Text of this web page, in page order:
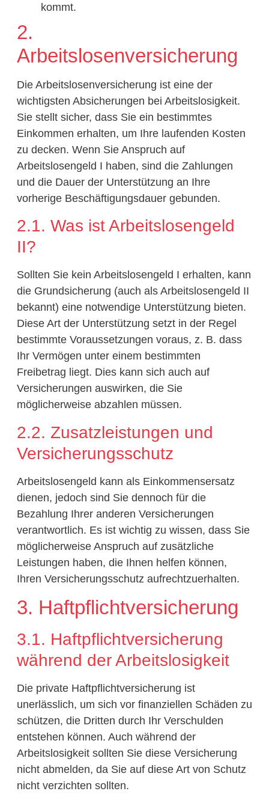
kommt.
2.
Arbeitslosenversicherung
Die Arbeitslosenversicherung ist eine der
wichtigsten Absicherungen bei Arbeitslosigkeit.
Sie stellt sicher, dass Sie ein bestimmtes
Einkommen erhalten, um Ihre laufenden Kosten
zu decken. Wenn Sie Anspruch auf
Arbeitslosengeld I haben, sind die Zahlungen
und die Dauer der Unterstützung an Ihre
vorherige Beschäftigungsdauer gebunden.
2.1. Was ist Arbeitslosengeld
II?
Sollten Sie kein Arbeitslosengeld I erhalten, kann
die Grundsicherung (auch als Arbeitslosengeld II
bekannt) eine notwendige Unterstützung bieten.
Diese Art der Unterstützung setzt in der Regel
bestimmte Voraussetzungen voraus, z. B. dass
Ihr Vermögen unter einem bestimmten
Freibetrag liegt. Dies kann sich auch auf
Versicherungen auswirken, die Sie
möglicherweise abzahlen müssen.
2.2. Zusatzleistungen und
Versicherungsschutz
Arbeitslosengeld kann als Einkommensersatz
dienen, jedoch sind Sie dennoch für die
Bezahlung Ihrer anderen Versicherungen
verantwortlich. Es ist wichtig zu wissen, dass Sie
möglicherweise Anspruch auf zusätzliche
Leistungen haben, die Ihnen helfen können,
Ihren Versicherungsschutz aufrechtzuerhalten.
3. Haftpflichtversicherung
3.1. Haftpflichtversicherung
während der Arbeitslosigkeit
Die private Haftpflichtversicherung ist
unerlässlich, um sich vor finanziellen Schäden zu
schützen, die Dritten durch Ihr Verschulden
entstehen können. Auch während der
Arbeitslosigkeit sollten Sie diese Versicherung
nicht abmelden, da Sie auf diese Art von Schutz
nicht verzichten sollten.